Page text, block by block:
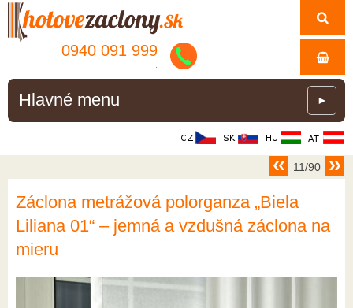
0940 091 999
Hlavné menu ►
11/90
Záclona metrážová polorganza „Biela
Liliana 01“ – jemná a vzdušná záclona na
mieru